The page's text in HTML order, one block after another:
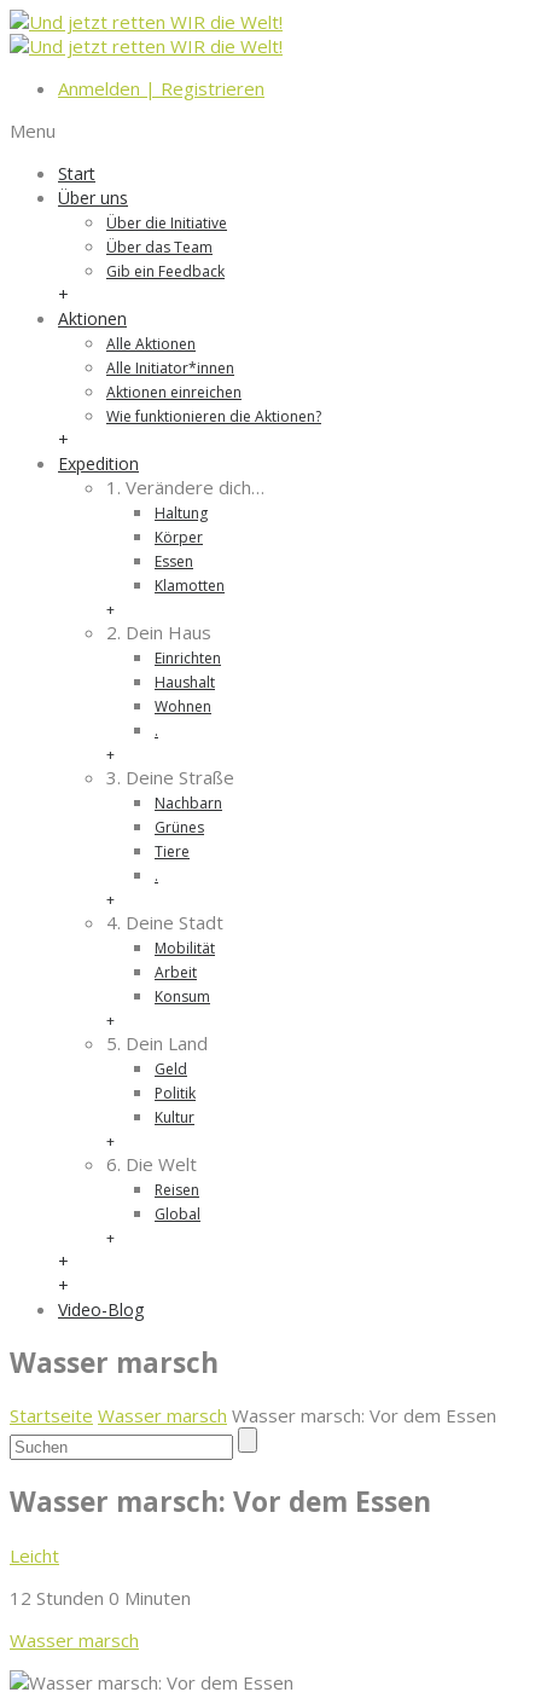
Anmelden | Registrieren
Menu
Start
Über uns
Über die Initiative
Über das Team
Gib ein Feedback
+
Aktionen
Alle Aktionen
Alle Initiator*innen
Aktionen einreichen
Wie funktionieren die Aktionen?
+
Expedition
1. Verändere dich…
Haltung
Körper
Essen
Klamotten
+
2. Dein Haus
Einrichten
Haushalt
Wohnen
.
+
3. Deine Straße
Nachbarn
Grünes
Tiere
.
+
4. Deine Stadt
Mobilität
Arbeit
Konsum
+
5. Dein Land
Geld
Politik
Kultur
+
6. Die Welt
Reisen
Global
+
+
+
Video-Blog
Wasser marsch
Startseite Wasser marsch Wasser marsch: Vor dem Essen
Wasser marsch: Vor dem Essen
Leicht
12 Stunden 0 Minuten
Wasser marsch